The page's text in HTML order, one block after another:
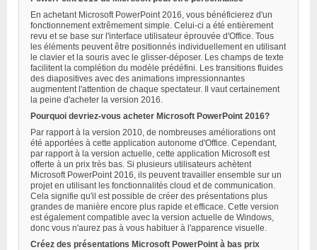
En achetant Microsoft PowerPoint 2016, vous bénéficierez d'un
fonctionnement extrêmement simple. Celui-ci a été entièrement
revu et se base sur l'interface utilisateur éprouvée d'Office. Tous
les éléments peuvent être positionnés individuellement en utilisant
le clavier et la souris avec le glisser-déposer. Les champs de texte
facilitent la complétion du modèle prédéfini. Les transitions fluides
des diapositives avec des animations impressionnantes
augmentent l'attention de chaque spectateur. Il vaut certainement
la peine d'acheter la version 2016.
Pourquoi devriez-vous acheter Microsoft PowerPoint 2016?
Par rapport à la version 2010, de nombreuses améliorations ont
été apportées à cette application autonome d'Office. Cependant,
par rapport à la version actuelle, cette application Microsoft est
offerte à un prix très bas. Si plusieurs utilisateurs achètent
Microsoft PowerPoint 2016, ils peuvent travailler ensemble sur un
projet en utilisant les fonctionnalités cloud et de communication.
Cela signifie qu'il est possible de créer des présentations plus
grandes de manière encore plus rapide et efficace. Cette version
est également compatible avec la version actuelle de Windows,
donc vous n'aurez pas à vous habituer à l'apparence visuelle.
Créez des présentations Microsoft PowerPoint à bas prix